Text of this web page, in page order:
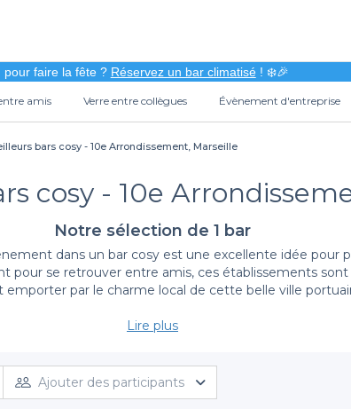
pour faire la fête ? Réservez un bar climatisé! ❄️🎉
amis Verre entre collègues Évènement d'entreprise
bars cosy - 10e Arrondissement, Marseille
cosy - 10e
Notre sélection de 1 bar
dans un bar cosy est une excellente idée pour
se retrouver entre amis, ces établissements
emporter par le charme local de cette belle ville
dans un bar cosy du 10ème arrondissement est
offrant des ambiances variées et des services
charcuterie délicieuses, vous trouverez forcément
Lire plus
Ajouter des participants